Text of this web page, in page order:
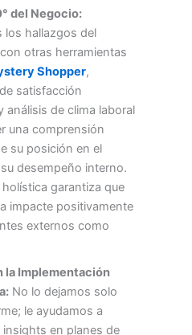
del Negocio:
los hallazgos del
otras herramientas
Shopper,
satisfacción
análisis de clima laboral
una comprensión
su posición en el
desempeño interno.
garantiza que
impacte positivamente
externos como
la Implementación
No lo dejamos solo
le ayudamos a
en planes de